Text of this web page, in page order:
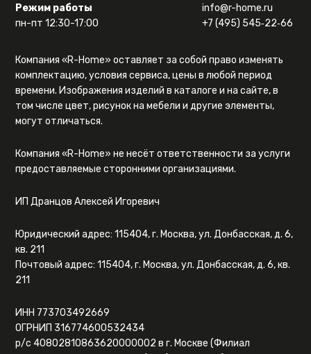
Режим работы
пн-пт 12:30-17:00
info@r-home.ru
+7 (495) 545‑22‑66
Компания «R-Home» оставляет за собой право изменять
комплектацию, условия сервиса, цены в любой период
времени. Изображения изделий в каталоге и на сайте, в
том числе цвет, рисунок на мебели и другие элементы,
могут отличаться.
Компания «R-Home» не несёт ответственности за услуги
предоставляемые сторонними организациями.
ИП Дранцов Алексей Игоревич
Юридический адрес: 115404, г. Москва, ул. Донбасская, д. 6,
кв. 211
Почтовый адрес: 115404, г. Москва, ул. Донбасская, д. 6, кв.
211
ИНН 773703492669
ОГРНИП 316774600532434
р/с 40802810863620000002 в г. Москве (Филиал